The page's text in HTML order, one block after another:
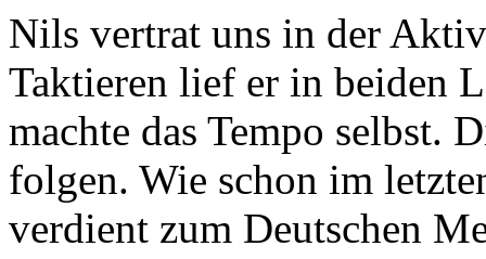
Nils vertrat uns in der
Taktieren lief er in beiden
machte das Tempo selbst.
folgen. Wie schon im
verdient zum Deutschen